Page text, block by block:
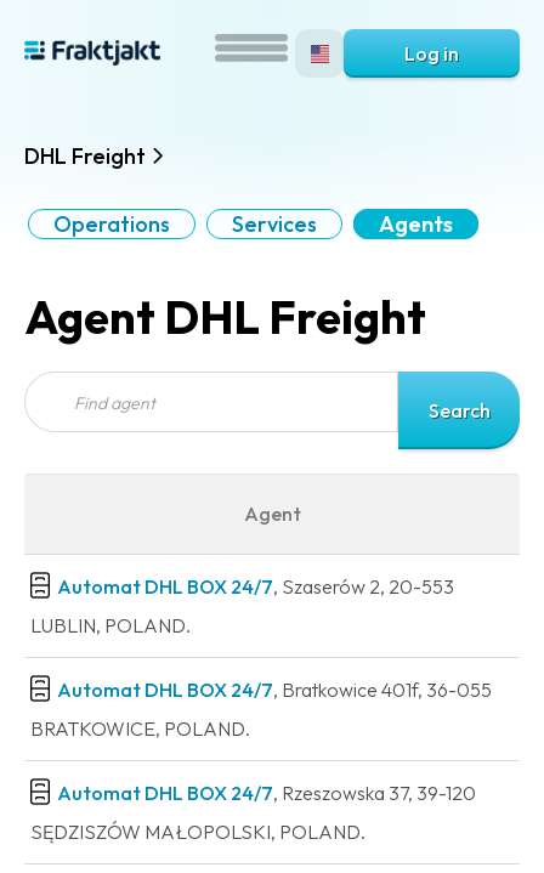
Log in
DHL Freight
Operations Services Agents
Agent DHL Freight
Agent
Automat DHL BOX 24/7, Szaserów 2, 20-553
LUBLIN, POLAND.
Automat DHL BOX 24/7, Bratkowice 401f, 36-055
BRATKOWICE, POLAND.
Automat DHL BOX 24/7, Rzeszowska 37, 39-120
SĘDZISZÓW MAŁOPOLSKI, POLAND.